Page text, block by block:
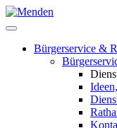
Bürgerservice &